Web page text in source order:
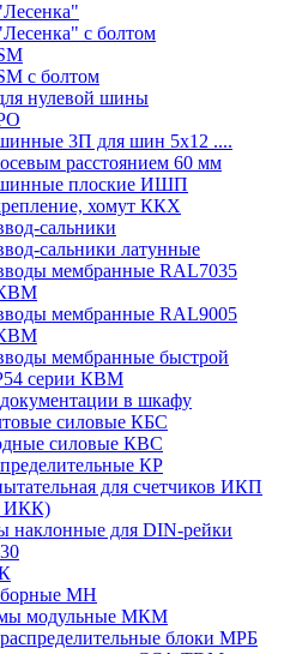
с болтом
c болтом
нулевой шины
3П для шин 5х12 ....
расстоянием 60 мм
плоские ИШП
хомут ККХ
сальники
сальники латунные
мембранные RAL7035
КВМ
мембранные RAL9005
КВМ
мембранные быстрой
серии КВМ
в шкафу
силовые КБС
силовые КВС
КР
для счетчиков ИКП
ИКК)
наклонные для DIN-рейки
МН
модульные МКМ
блоки МРБ